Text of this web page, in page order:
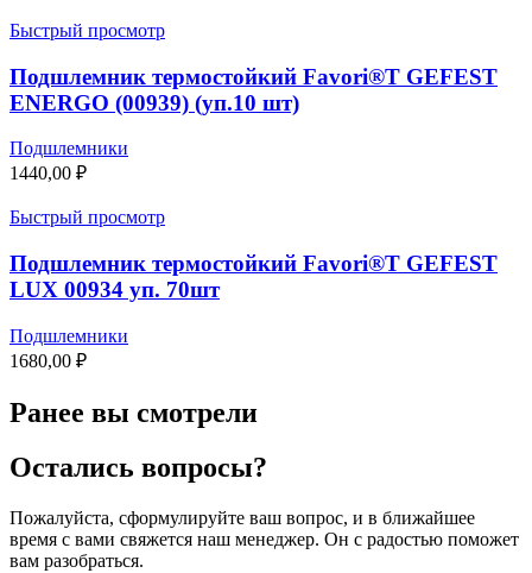
Быстрый просмотр
Подшлемник термостойкий Favori®T GEFEST
ENERGO (00939) (уп.10 шт)
Подшлемники
1440,00 ₽
Быстрый просмотр
Подшлемник термостойкий Favori®T GEFEST
LUX 00934 уп. 70шт
Подшлемники
1680,00 ₽
Ранее вы смотрели
Остались вопросы?
Пожалуйста, сформулируйте ваш вопрос, и в ближайшее
время с вами свяжется наш менеджер. Он с радостью поможет
вам разобраться.